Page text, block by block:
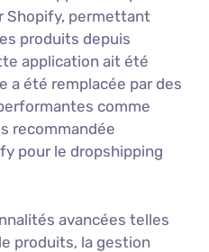
Shopify, permettant
produits depuis
application ait été
a été remplacée par des
comme
recommandée
pour le dropshipping
avancées telles
produits, la gestion